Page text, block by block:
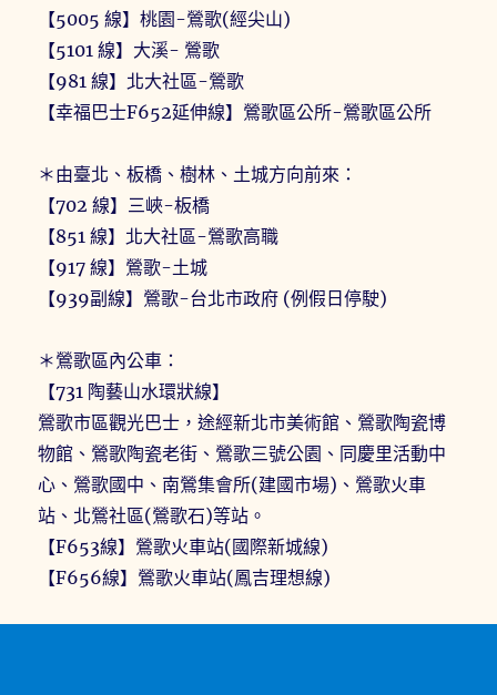
【5005 線】桃園-鶯歌(經尖山)
【5101 線】大溪- 鶯歌
【981 線】北大社區-鶯歌
【幸福巴士F652延伸線】鶯歌區公所-鶯歌區公所
＊由臺北、板橋、樹林、土城方向前來：
【702 線】三峽-板橋
【851 線】北大社區-鶯歌高職
【917 線】鶯歌-土城
【939副線】鶯歌-台北市政府 (例假日停駛)
＊鶯歌區內公車：
【731 陶藝山水環狀線】
鶯歌市區觀光巴士，途經新北市美術館、鶯歌陶瓷博
物館、鶯歌陶瓷老街、鶯歌三號公園、同慶里活動中
心、鶯歌國中、南鶯集會所(建國市場)、鶯歌火車
站、北鶯社區(鶯歌石)等站。
【F653線】鶯歌火車站(國際新城線)
【F656線】鶯歌火車站(鳳吉理想線)